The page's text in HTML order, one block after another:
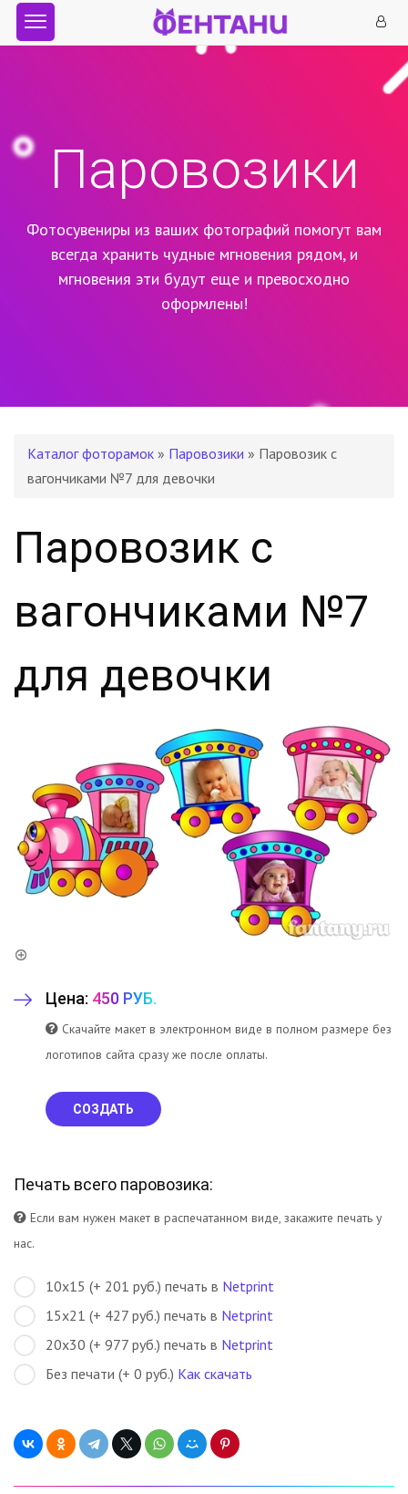
Паровозики
Фотосувениры из ваших фотографий помогут вам
всегда хранить чудные мгновения рядом, и
мгновения эти будут еще и превосходно
оформлены!
Каталог фоторамок » Паровозики » Паровозик с
вагончиками №7 для девочки
Паровозик с
вагончиками №7
для девочки
Цена: 450 РУБ.
Скачайте макет в электронном виде в полном размере без
логотипов сайта сразу же после оплаты.
СОЗДАТЬ
Печать всего паровозика:
Если вам нужен макет в распечатанном виде, закажите печать у
нас.
10х15 (+ 201 руб.) печать в Netprint
15х21 (+ 427 руб.) печать в Netprint
20х30 (+ 977 руб.) печать в Netprint
Без печати (+ 0 руб.) Как скачать